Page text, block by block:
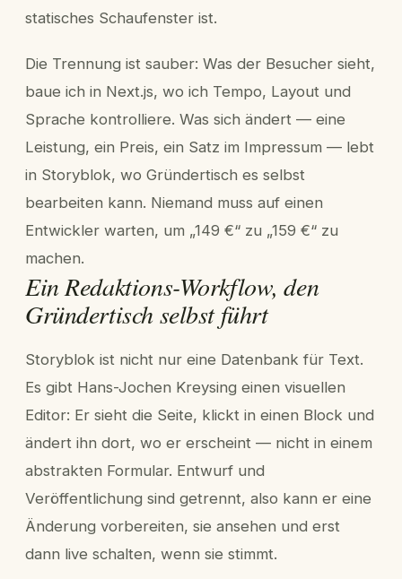
statisches Schaufenster ist.
Die Trennung ist sauber: Was der Besucher sieht,
baue ich in Next.js, wo ich Tempo, Layout und
Sprache kontrolliere. Was sich ändert — eine
Leistung, ein Preis, ein Satz im Impressum — lebt
in Storyblok, wo Gründertisch es selbst
bearbeiten kann. Niemand muss auf einen
Entwickler warten, um „149 €“ zu „159 €“ zu
machen.
Ein Redaktions-Workflow, den
Gründertisch selbst führt
Storyblok ist nicht nur eine Datenbank für Text.
Es gibt Hans-Jochen Kreysing einen visuellen
Editor: Er sieht die Seite, klickt in einen Block und
ändert ihn dort, wo er erscheint — nicht in einem
abstrakten Formular. Entwurf und
Veröffentlichung sind getrennt, also kann er eine
Änderung vorbereiten, sie ansehen und erst
dann live schalten, wenn sie stimmt.